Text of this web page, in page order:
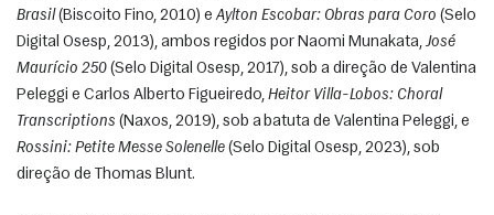
Brasil (Biscoito Fino, 2010) e Aylton Escobar: Obras para Coro (Selo
Digital Osesp, 2013), ambos regidos por Naomi Munakata, José
Maurício 250 (Selo Digital Osesp, 2017), sob a direção de Valentina
Peleggi e Carlos Alberto Figueiredo, Heitor Villa-Lobos: Choral
Transcriptions
Rossini: Petite Messe Solenelle (Selo Digital Osesp, 2023), sob
direção de Thomas Blunt.